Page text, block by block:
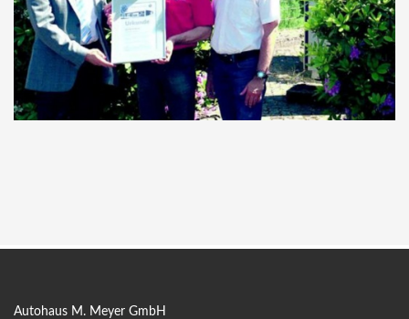
Autohaus M. Meyer GmbH